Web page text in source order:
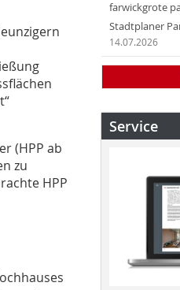
(HPP ab
zu
HPP
farwickgrote
Stadtplaner
14.07.2026
Service